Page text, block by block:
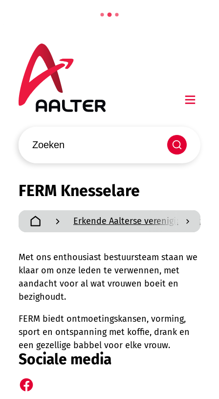
Aalter
Zoeken
FERM Knesselare
scroll
Startpagina
Erkende Aalterse verenigingen en
Met ons enthousiast bestuursteam staan we
klaar om onze leden te verwennen, met
aandacht voor al wat vrouwen boeit en
bezighoudt.
FERM biedt ontmoetingskansen, vorming,
sport en ontspanning met koffie, drank en
een gezellige babbel voor elke vrouw.
Sociale media
Facebook